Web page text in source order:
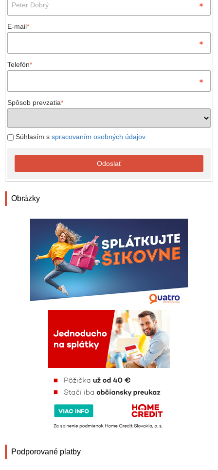
E-mail*
Telefón*
Spôsob prevzatia*
Súhlasím s spracovaním osobných údajov
Odoslať
Obrázky
Podporované platby